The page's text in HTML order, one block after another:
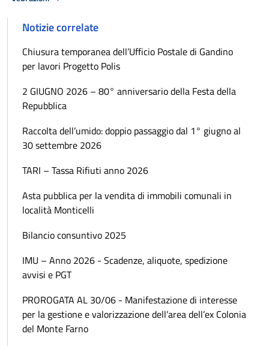
Notizie correlate
Chiusura temporanea dell’Ufficio Postale di Gandino
per lavori Progetto Polis
2 GIUGNO 2026 – 80° anniversario della Festa della
Repubblica
Raccolta dell’umido: doppio passaggio dal 1° giugno al
30 settembre 2026
TARI – Tassa Rifiuti anno 2026
Asta pubblica per la vendita di immobili comunali in
località Monticelli
Bilancio consuntivo 2025
IMU – Anno 2026 - Scadenze, aliquote, spedizione
avvisi e PGT
PROROGATA AL 30/06 - Manifestazione di interesse
per la gestione e valorizzazione dell’area dell’ex Colonia
del Monte Farno